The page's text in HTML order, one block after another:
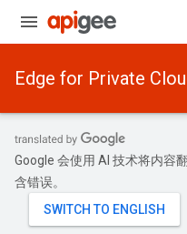
Edge for Private
Google 会使用 AI 技术将内容
含错误。